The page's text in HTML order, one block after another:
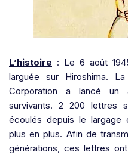
L’histoire : Le 6 août
larguée sur Hiroshima.
Corporation a lancé un
survivants. 2 200 lettres
écoulés depuis le largage
plus en plus. Afin de
générations, ces lettres